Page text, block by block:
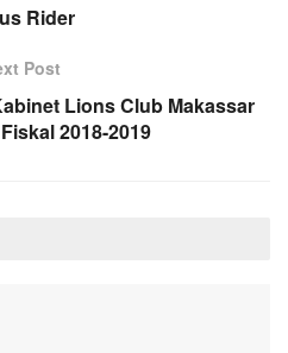
Rider
Post
Lions Club Makassar
2018-2019